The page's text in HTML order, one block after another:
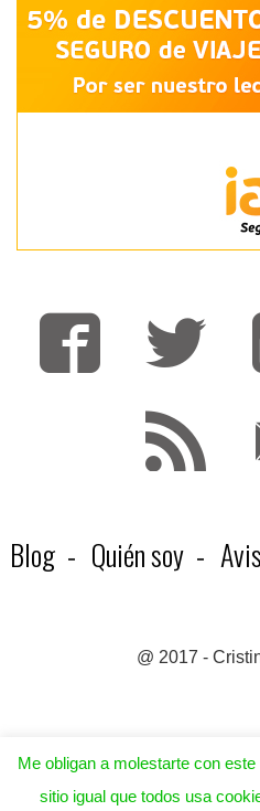
Blog Quién soy
@ 2017 -
Me obligan a molestarte con
sitio igual que todos usa